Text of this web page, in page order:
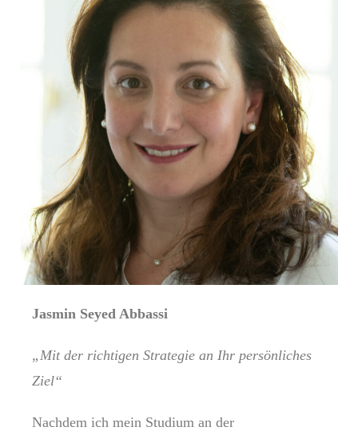
Jasmin Seyed Abbassi
„Mit der richtigen Strategie an Ihr persönliches
Ziel“
Nachdem ich mein Studium an der